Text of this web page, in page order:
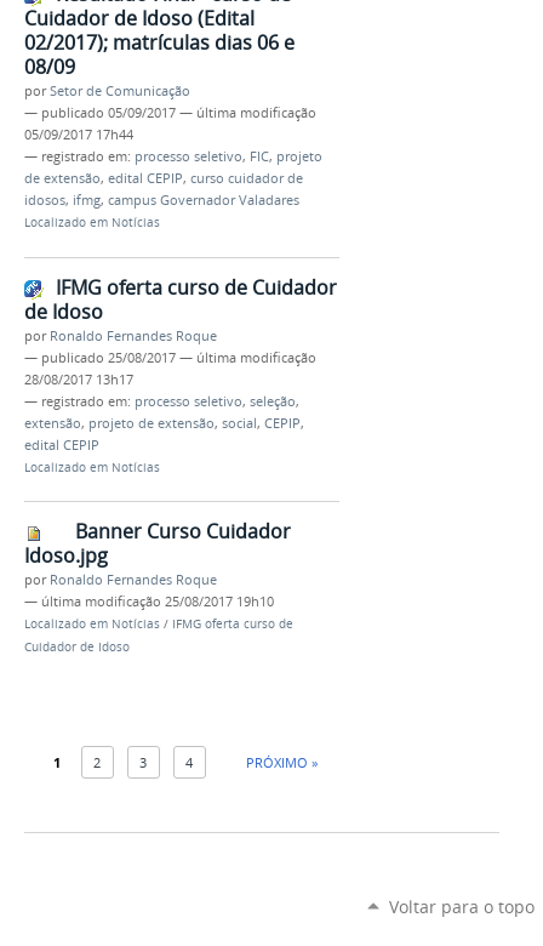
Cuidador de Idoso (Edital
02/2017); matrículas dias 06 e
08/09
porSetor de Comunicação
— publicado 05/09/2017 — última modificação
05/09/2017 17h44
— registrado em: processo seletivo, FIC, projeto
de extensão, edital CEPIP, curso cuidador de
idosos, ifmg, campus Governador Valadares
Localizado em Notícias
IFMG oferta curso de Cuidador
de Idoso
por Ronaldo Fernandes Roque
— publicado 25/08/2017 — última modificação
28/08/2017 13h17
— registrado em: processo seletivo, seleção,
extensão, projeto de extensão, social, CEPIP,
edital CEPIP
Localizado em Notícias
Banner Curso Cuidador
Idoso.jpg
por Ronaldo Fernandes Roque
— última modificação 25/08/2017 19h10
Localizado em Notícias / IFMG oferta curso de
Cuidador de Idoso
1 2 3 4 PRÓXIMO »
Voltar para o topo